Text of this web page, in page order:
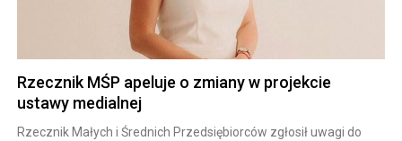
Rzecznik MŚP apeluje o zmiany w projekcie
ustawy medialnej
Rzecznik Małych i Średnich Przedsiębiorców zgłosił uwagi do